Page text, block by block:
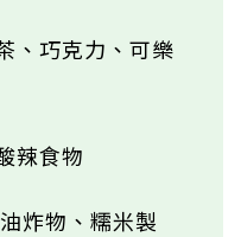
、巧克力、可樂
辣食物
炸物、糯米製